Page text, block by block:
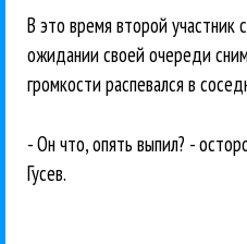
В это время второй участник
ожидании своей очереди
громкости распевался в
- Он что, опять выпил? -
Гусев.